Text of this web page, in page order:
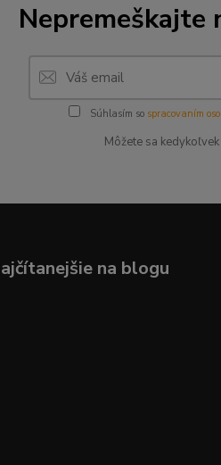
Nepremeškajte
Súhlasím so spracovaním
Môžete sa
na blogu